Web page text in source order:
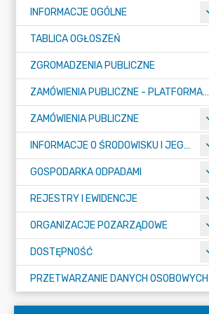
INFORMACJE OGÓLNE
TABLICA OGŁOSZEŃ
ZGROMADZENIA PUBLICZNE
ZAMÓWIENIA PUBLICZNE - PLATFORMA ZAKUPOWA (OD 01.05.2025R.)
ZAMÓWIENIA PUBLICZNE
INFORMACJE O ŚRODOWISKU I JEGO OCHRONIE
GOSPODARKA ODPADAMI
REJESTRY I EWIDENCJE
ORGANIZACJE POZARZĄDOWE
DOSTĘPNOŚĆ
PRZETWARZANIE DANYCH OSOBOWYCH